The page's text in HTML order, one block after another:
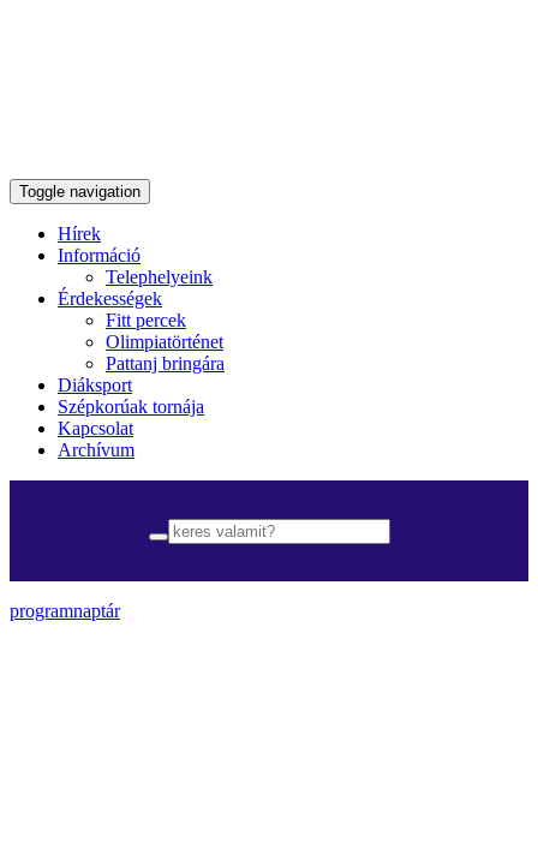
Toggle navigation
Hírek
Információ
Telephelyeink
Érdekességek
Fitt percek
Olimpiatörténet
Pattanj bringára
Diáksport
Szépkorúak tornája
Kapcsolat
Archívum
programnaptár